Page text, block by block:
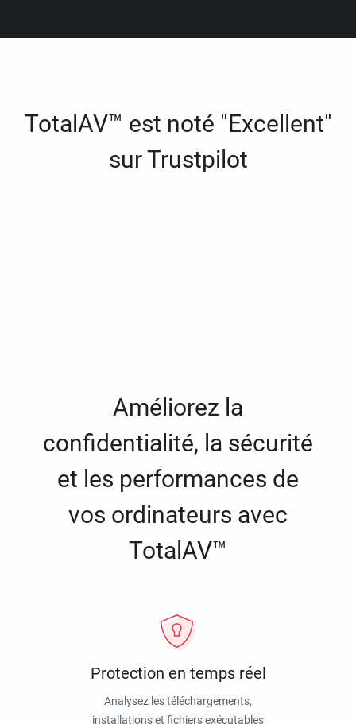
TotalAV™ est noté "Excellent"
sur Trustpilot
Améliorez la
confidentialité, la sécurité
et les performances de
vos ordinateurs avec
TotalAV™
Protection en temps réel
Analysez les téléchargements,
installations et fichiers exécutables